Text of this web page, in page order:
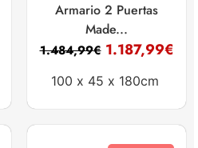
Armario 2 Puertas
Made...
1.484,99€ 1.187,99€
100 x 45 x 180cm